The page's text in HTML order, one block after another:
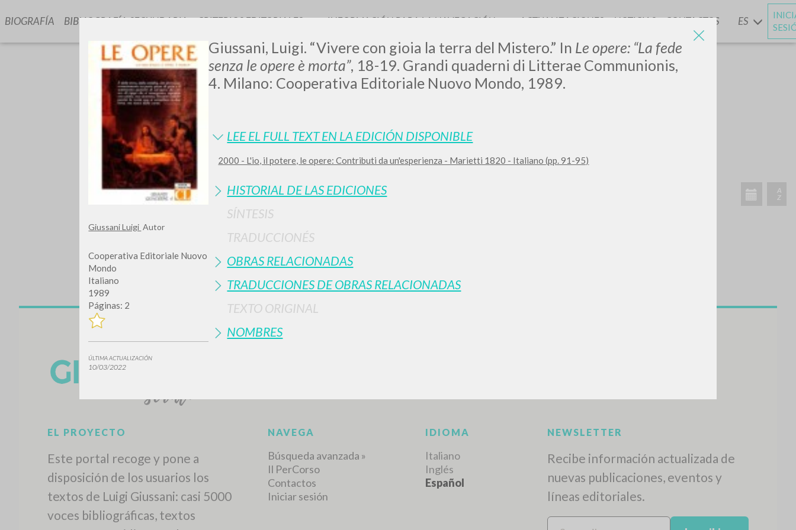
Giussani Luigi Autor
Cooperativa Editoriale Nuovo
Mondo
Italiano
1989
Páginas: 2
ÚLTIMA ACTUALIZACIÓN
10/03/2022
Giussani, Luigi. “Vivere con gioia la terra del Mistero.” In Le opere: “La fede
senza le opere è morta”, 18-19. Grandi quaderni di Litterae Communionis,
4. Milano: Cooperativa Editoriale Nuovo Mondo, 1989.
LEE EL FULL TEXT EN LA EDICIÓN DISPONIBLE
2000 - L'io, il potere, le opere: Contributi da un'esperienza - Marietti 1820 - Italiano (pp. 91-95)
HISTORIAL DE LAS EDICIONES
SÍNTESIS
TRADUCCIONÉS
OBRAS RELACIONADAS
TRADUCCIONES DE OBRAS RELACIONADAS
TEXTO ORIGINAL
NOMBRES
LUIGI
GIUSSANI
scritti
BIOGRAFÍA BIBLIOGRAFÍA SECUNDARIA CRITERIOS EDITORIALES INFORMACIÓN PARA LA NAVEGACIÓN ACTUALIZACIONESYNOTICIAS CONTACTOS ES
TIPOLOGÍA IDIOMA AÑO ACTIVIDADES RECIENTES